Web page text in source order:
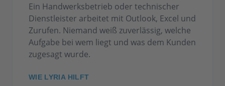
Ein Handwerksbetrieb oder technischer
Dienstleister arbeitet mit Outlook, Excel und
Zurufen. Niemand weiß zuverlässig, welche
Aufgabe bei wem liegt und was dem Kunden
zugesagt wurde.
WIE LYRIA HILFT